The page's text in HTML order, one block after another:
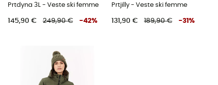
Prtdyna 3L - Veste ski femme
145,90 € 249,90 € -42%
Prtjilly - Veste ski femme
131,90 € 189,90 € -31 %